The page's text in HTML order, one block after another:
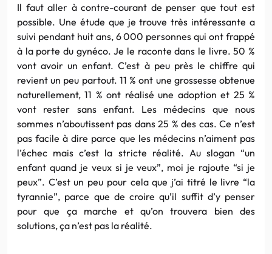
Il faut aller à contre-courant de penser que tout est
possible. Une étude que je trouve très intéressante a
suivi pendant huit ans, 6 000 personnes qui ont frappé
à la porte du gynéco. Je le raconte dans le livre. 50 %
vont avoir un enfant. C’est à peu près le chiffre qui
revient un peu partout. 11 % ont une grossesse obtenue
naturellement, 11 % ont réalisé une adoption et 25 %
vont rester sans enfant. Les médecins que nous
sommes n’aboutissent pas dans 25 % des cas. Ce n’est
pas facile à dire parce que les médecins n’aiment pas
l’échec mais c’est la stricte réalité. Au slogan “un
enfant quand je veux si je veux”, moi je rajoute “si je
peux”. C’est un peu pour cela que j’ai titré le livre “la
tyrannie”, parce que de croire qu’il suffit d’y penser
pour que ça marche et qu’on trouvera bien des
solutions, ça n’est pas la réalité.